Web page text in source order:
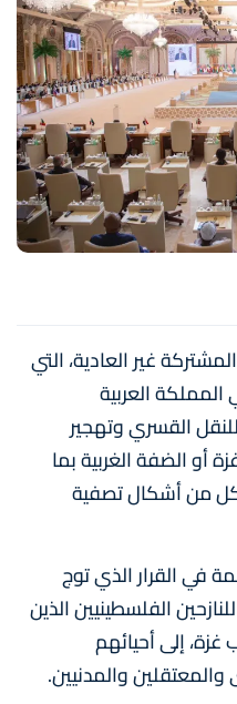
غير العادية، التي
العربية
القسري وتهجير
أو الضفة الغربية بما
من أشكال تصفية
في القرار الذي توج
الفلسطينيين الذين
غزة، إلى أحيائهم
والمدنيين.